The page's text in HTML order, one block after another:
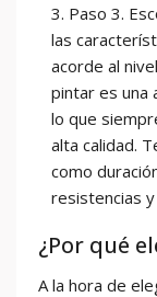
Paso 3.
las
acorde al
pintar es una
lo que
alta calidad.
como
resistencias
¿Por qué
A la hora de